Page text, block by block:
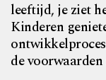
leeftijd, je ziet
Kinderen
de voorwaarden